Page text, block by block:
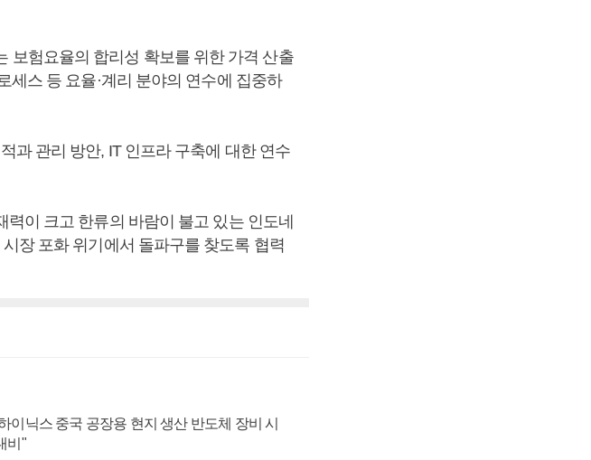
보험요율의 합리성 확보를 위한 가격 산출
세스 등 요율·계리 분야의 연수에 집중하
과 관리 방안, IT 인프라 구축에 대한 연수
이 크고 한류의 바람이 불고 있는 인도네
장 포화 위기에서 돌파구를 찾도록 협력
이닉스 중국 공장용 현지 생산 반도체 장비 시
비"